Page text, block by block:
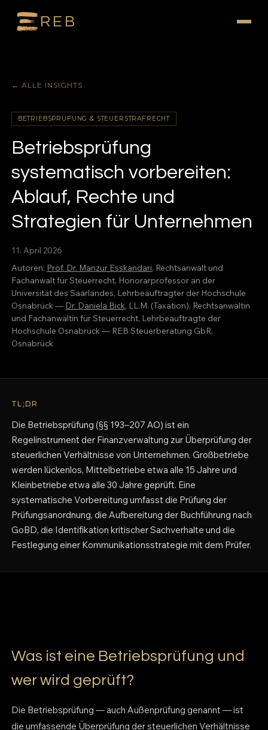
REB
← ALLE INSIGHTS
BETRIEBSPRÜFUNG & STEUERSTRAFRECHT
Betriebsprüfung
systematisch vorbereiten:
Ablauf, Rechte und
Strategien für Unternehmen
11. April 2026
Autoren: Prof. Dr. Manzur Esskandari, Rechtsanwalt und
Fachanwalt für Steuerrecht, Honorarprofessor an der
Universität des Saarlandes, Lehrbeauftragter der Hochschule
Osnabrück — Dr. Daniela Bick, LL.M. (Taxation), Rechtsanwältin
und Fachanwältin für Steuerrecht, Lehrbeauftragte der
Hochschule Osnabrück — REB Steuerberatung GbR,
Osnabrück
TL;DR
Die Betriebsprüfung (§§ 193–207 AO) ist ein
Regelinstrument der Finanzverwaltung zur Überprüfung der
steuerlichen Verhältnisse von Unternehmen. Großbetriebe
werden lückenlos, Mittelbetriebe etwa alle 15 Jahre und
Kleinbetriebe etwa alle 30 Jahre geprüft. Eine
systematische Vorbereitung umfasst die Prüfung der
Prüfungsanordnung, die Aufbereitung der Buchführung nach
GoBD, die Identifikation kritischer Sachverhalte und die
Festlegung einer Kommunikationsstrategie mit dem Prüfer.
Was ist eine Betriebsprüfung und
wer wird geprüft?
Die Betriebsprüfung — auch Außenprüfung genannt — ist
die umfassende Überprüfung der steuerlichen Verhältnisse